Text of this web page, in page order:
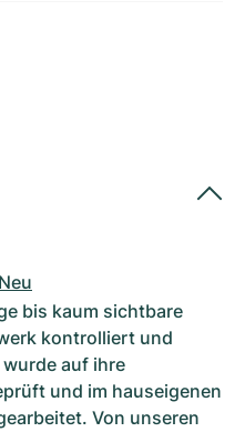
bis kaum sichtbare
kontrolliert und
auf ihre
und im hauseigenen
Von unseren